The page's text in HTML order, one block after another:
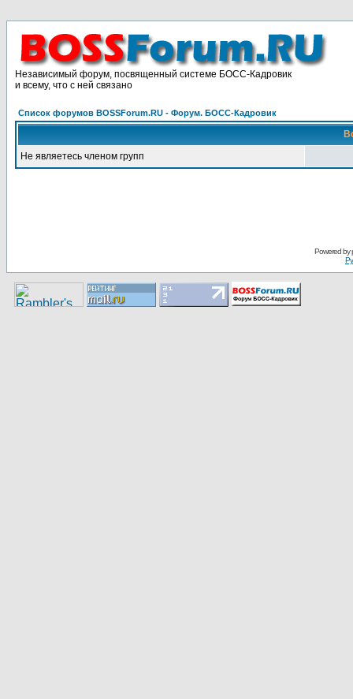
Независимый форум, посвященный системе БОСС-Кадровик
и всему, что с ней связано
Список форумов BOSSForum.RU - Форум. БОСС-Кадровик
Не являетесь членом групп
Pоwerеd by